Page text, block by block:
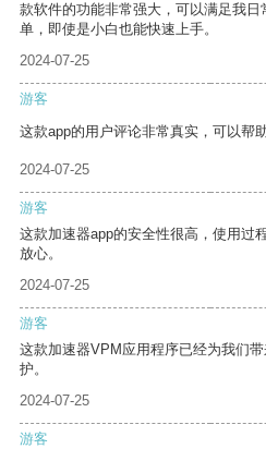
款软件的功能非常强大，可以满足我
单，即使是小白也能快速上手。
2024-07-25
游客
这款app的用户评论非常真实，可以帮
2024-07-25
游客
这款加速器app的安全性很高，使用过
放心。
2024-07-25
游客
这款加速器VPM应用程序已经为我们
护。
2024-07-25
游客